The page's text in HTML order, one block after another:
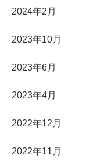
2024年2月
2023年10月
2023年6月
2023年4月
2022年12月
2022年11月